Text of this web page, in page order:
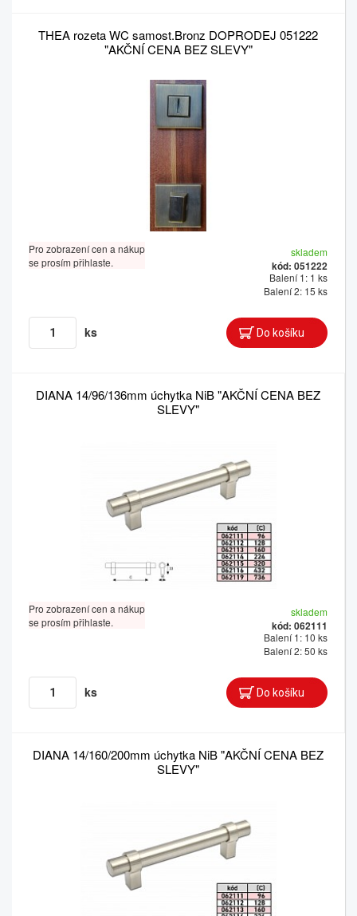
THEA rozeta WC samost.Bronz DOPRODEJ 051222
"AKČNÍ CENA BEZ SLEVY"
Pro zobrazení cen a nákup
se prosím přihlaste.
skladem
kód: 051222
Balení 1: 1 ks
Balení 2: 15 ks
ks
DIANA 14/96/136mm úchytka NiB "AKČNÍ CENA BEZ
SLEVY"
Pro zobrazení cen a nákup
se prosím přihlaste.
skladem
kód: 062111
Balení 1: 10 ks
Balení 2: 50 ks
ks
DIANA 14/160/200mm úchytka NiB "AKČNÍ CENA BEZ
SLEVY"